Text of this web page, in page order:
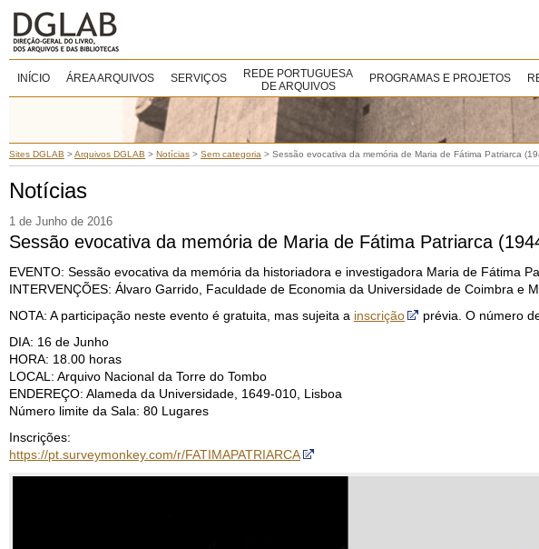
INÍCIO ÁREA ARQUIVOS SERVIÇOS
REDE PORTUGUESA
DE ARQUIVOS
PROGRAMAS E PROJETOS
Sites DGLAB >Arquivos DGLAB > Notícias > Sem categoria > Sessão evocativa da memória de Maria de Fátima Patriarca
Notícias
1 de Junho de 2016
Sessão evocativa da memória de Maria de Fátima Patriarca
EVENTO: Sessão evocativa da memória da historiadora e investigadora Maria de Fátima
INTERVENÇÕES: Álvaro Garrido, Faculdade de Economia da Universidade de Coimbra e
NOTA: A participação neste evento é gratuita, mas sujeita a inscrição
prévia. O número
DIA: 16 de Junho
HORA: 18.00 horas
LOCAL: Arquivo Nacional da Torre do Tombo
ENDEREÇO: Alameda da Universidade, 1649-010, Lisboa
Número limite da Sala: 80 Lugares
Inscrições:
https://pt.surveymonkey.com/r/FATIMAPATRIARCA